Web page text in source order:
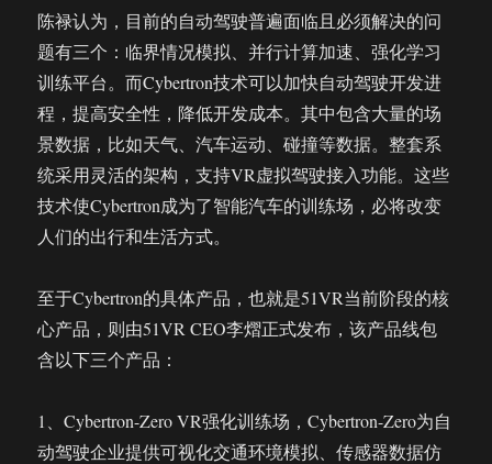
陈禄认为，目前的自动驾驶普遍面临且必须解决的问
题有三个：临界情况模拟、并行计算加速、强化学习
训练平台。而Cybertron技术可以加快自动驾驶开发进
程，提高安全性，降低开发成本。其中包含大量的场
景数据，比如天气、汽车运动、碰撞等数据。整套系
统采用灵活的架构，支持VR虚拟驾驶接入功能。这些
技术使Cybertron成为了智能汽车的训练场，必将改变
人们的出行和生活方式。
至于Cybertron的具体产品，也就是51VR当前阶段的核
心产品，则由51VR CEO李熠正式发布，该产品线包
含以下三个产品：
1、Cybertron-Zero VR强化训练场，Cybertron-Zero为自
动驾驶企业提供可视化交通环境模拟、传感器数据仿